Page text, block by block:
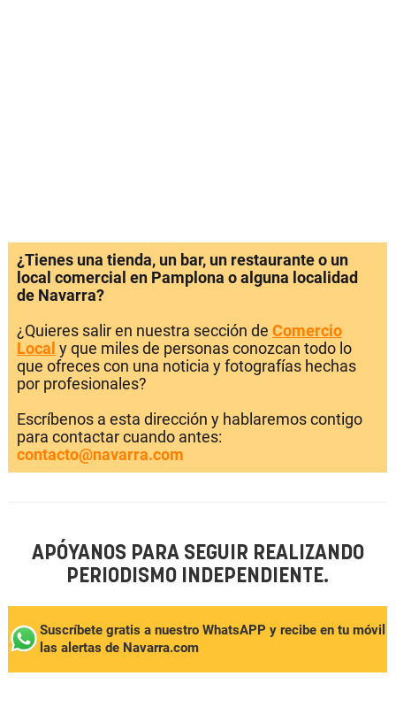
¿Tienes una tienda, un bar, un restaurante o un
local comercial en Pamplona o alguna localidad
de Navarra?
¿Quieres salir en nuestra sección de Comercio
Local y que miles de personas conozcan todo lo
que ofreces con una noticia y fotografías hechas
por profesionales?
Escríbenos a esta dirección y hablaremos contigo
para contactar cuando antes:
contacto@navarra.com
APÓYANOS PARA SEGUIR REALIZANDO
PERIODISMO INDEPENDIENTE.
Suscríbete gratis a nuestro WhatsAPP y recibe en tu móvil
las alertas de Navarra.com